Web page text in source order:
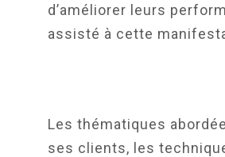
d’améliorer leurs
assisté à cette
Les thématiques
ses clients, les